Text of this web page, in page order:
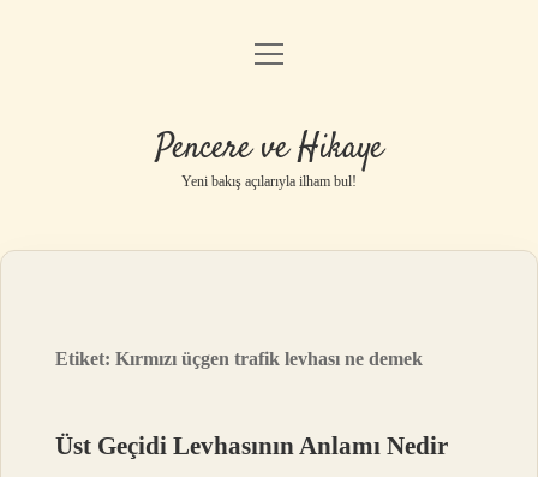
Anasayfa
Yasal Uyarı
menüyü
Pencere ve Hikaye
Yeni bakış açılarıyla ilham bul!
Etiket:Kırmızı üçgen trafik levhası ne demek
Üst Geçidi Levhasının Anlamı Nedir